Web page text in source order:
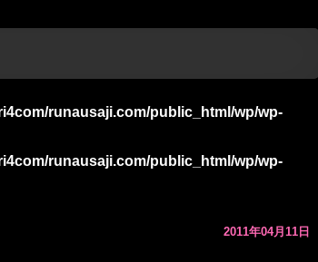
runausaji.com/public_html/wp/wp-
runausaji.com/public_html/wp/wp-
2011年04月11日